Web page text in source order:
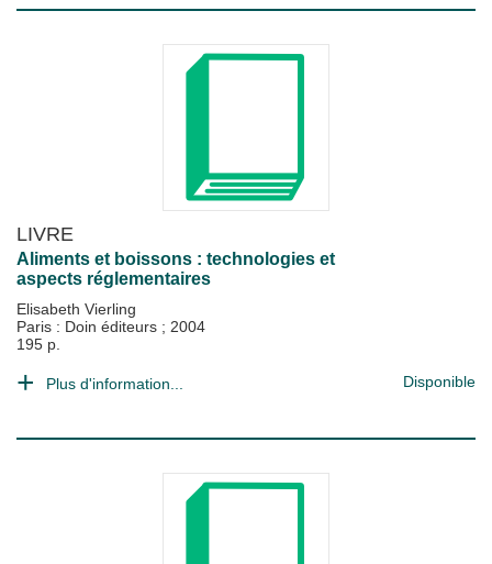
LIVRE
Aliments et boissons : technologies et
aspects réglementaires
Elisabeth Vierling
Paris : Doin éditeurs ; 2004
195 p.
Plus d'information... Disponible